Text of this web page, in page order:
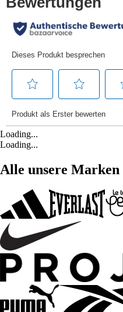
Loading...
Loading...
Alle unsere Marken